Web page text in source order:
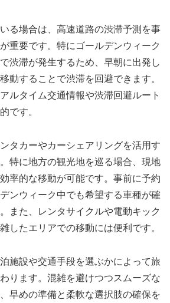
る場合は、高速道路の渋滞予測を事
重要です。特にゴールデンウィーク
渋滞が発生するため、早朝に出発し
動することで渋滞を回避できます。
ルタイム交通情報や渋滞回避ルート
です。
タカーやカーシェアリングを活用す
特に地方の観光地を巡る場合、現地
率的な移動が可能です。事前に予約
ンウィーク中でも希望する車種が確
また、レンタサイクルや電動キック
したエリアでの移動には便利です。
施設や交通手段を選ぶかによって旅
ります。混雑を避けつつスムーズな
早めの準備と柔軟な選択肢の確保を